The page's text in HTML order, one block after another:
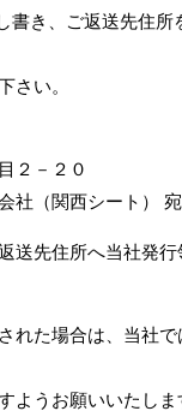
書き、ご返送先住所
さい。
２－２０
社（関西シート） 宛
送先住所へ当社発
れた場合は、当社で
ようお願いいたしま